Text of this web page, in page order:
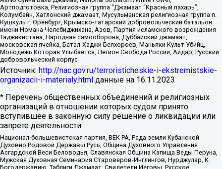
Артподготовка, Религиозная группа “Джамаат “Красный пахарь”,
Колумбайн, Хатлонский джамаат, Мусульманская религиозная группа п.
Кушкуль г. Оренбург, Крымско-татарский добровольческий батальон
имени Номана Челебиджихана, Азов, Партия исламского возрождения
Таджикистана, Народная самооборона, Дуббайский джамаат,
московская ячейка, Батал-Хаджи Белхороев, Маньяки Культ Убийц,
Молодёжь Которая Улыбается, Легион Свобода России, Айдар, Русский
добровольческий корпус
Источник: http://nac.gov.ru/terroristicheskie-i-ekstremistskie-
organizacii-i-materialy.html данные на 16.11.2023
* Перечень общественных объединений и религиозных
организаций в отношении которых судом принято
вступившее в законную силу решение о ликвидации или
запрете деятельности:
Национал-большевистская партия, ВЕК РА, Рада земли Кубанской
Духовно Родовой Державы Русь, Община Духовного Управления
Асгардской Веси Беловодья, Славянская Община Капища Веды Перуна,
Мужская Духовная Семинария Староверов-Инглингов, Нурджулар, К
Богодержавию, Таблиги Джамаат, Свидетели Иеговы, Русское